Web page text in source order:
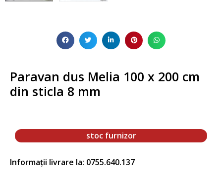
Paravan dus Melia 100 x 200 cm
din sticla 8 mm
stoc furnizor
Informații livrare la: 0755.640.137